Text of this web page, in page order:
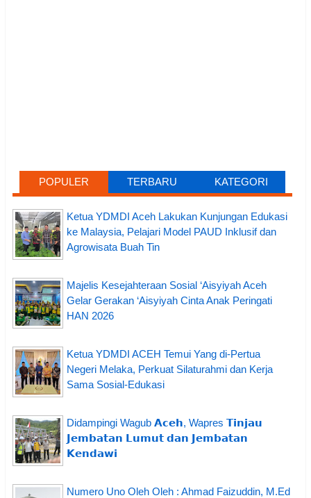
POPULER TERBARU KATEGORI
Ketua YDMDI Aceh Lakukan Kunjungan Edukasi
ke Malaysia, Pelajari Model PAUD Inklusif dan
Agrowisata Buah Tin
Majelis Kesejahteraan Sosial ‘Aisyiyah Aceh
Gelar Gerakan ‘Aisyiyah Cinta Anak Peringati
HAN 2026
Ketua YDMDI ACEH Temui Yang di-Pertua
Negeri Melaka, Perkuat Silaturahmi dan Kerja
Sama Sosial-Edukasi
Didampingi Wagub 𝗔𝗰𝗲𝗵, Wapres 𝗧𝗶𝗻𝗷𝗮𝘂
𝗝𝗲𝗺𝗯𝗮𝘁𝗮𝗻 𝗟𝘂𝗺𝘂𝘁 𝗱𝗮𝗻 𝗝𝗲𝗺𝗯𝗮𝘁𝗮𝗻
𝗞𝗲𝗻𝗱𝗮𝘄𝗶
Numero Uno Oleh Oleh : Ahmad Faizuddin, M.Ed